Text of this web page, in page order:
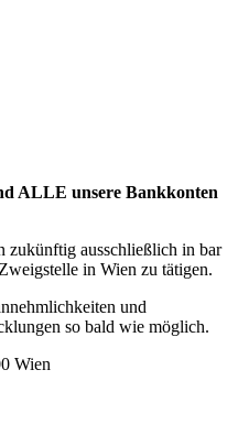
ALLE unsere Bankkonten
zukünftig ausschließlich in bar
in Wien zu tätigen.
und
so bald wie möglich.
Wien